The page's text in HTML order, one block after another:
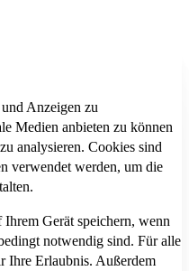
Anzeigen zu
Medien anbieten zu können
analysieren. Cookies sind
verwendet werden, um die
Gerät speichern, wenn
notwendig sind. Für alle
Ihre Erlaubnis. Außerdem